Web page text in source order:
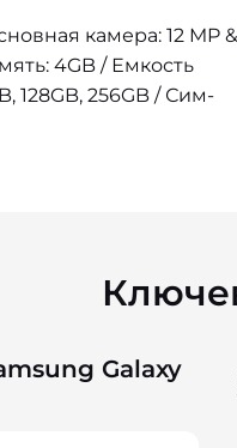
камера: 12 MP &
4GB / Емкость
128GB, 256GB / Сим-
Galaxy